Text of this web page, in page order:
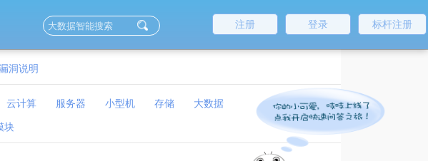
标杆注册
登录
注册
洞说明
云计算 服务器 小型机 存储 大数据
块